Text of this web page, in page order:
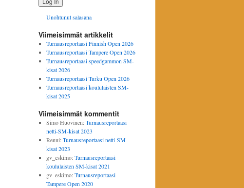
Unohtunut salasana
Viimeisimmät artikkelit
Turnausreportaasi Finnish Open 2026
Turnausreportaasi Tampere Open 2026
Turnausreportaasi speedgammon SM-
kisat 2026
Turnausreportaasi Turku Open 2026
Turnausreportaasi koululaisten SM-
kisat 2025
Viimeisimmät kommentit
Simo Huovinen:Turnausreportaasi
netti-SM-kisat 2023
Renni:Turnausreportaasi netti-SM-
kisat 2023
gv_eskimo:Turnausreportaasi
koululaisten SM-kisat 2021
gv_eskimo:Turnausreportaasi
Tampere Open 2020